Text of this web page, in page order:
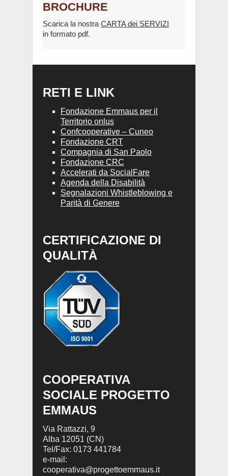
BROCHURE
Scarica la nostra CARTA dei SERVIZI
in formato pdf.
RETI E LINK
Fondazione Emmaus per il
Territorio onlus
Confcooperative – Cuneo
Fondazione CRT
Compagnia di San Paolo
Fondazione CRC
Accelerati da SocialFare
Agenda della Disabilità
Segnalazioni Whistleblowing e
Parità di Genere
CERTIFICAZIONE DI
QUALITÀ
COOPERATIVA
SOCIALE PROGETTO
EMMAUS
Via Rattazzi, 9
Alba 12051 (CN)
Tel/Fax: 0173 441784
e-mail:
cooperativa@progettoemmaus.it